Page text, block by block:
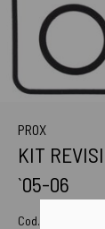
PROX
KIT
`05-06
Cod. Art.